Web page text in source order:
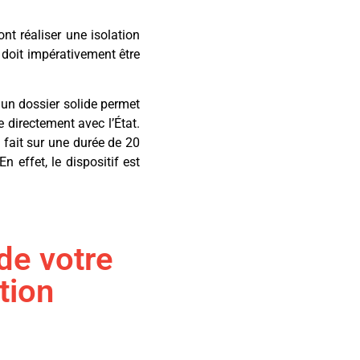
réaliser une isolation
impérativement être
dossier solide permet
avec l’État.
sur une durée de 20
effet, le dispositif est
votre